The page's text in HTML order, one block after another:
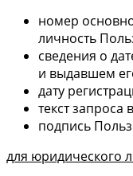
номер
личность
сведения о
и выдавшем
дату
текст
подпись
для юридического